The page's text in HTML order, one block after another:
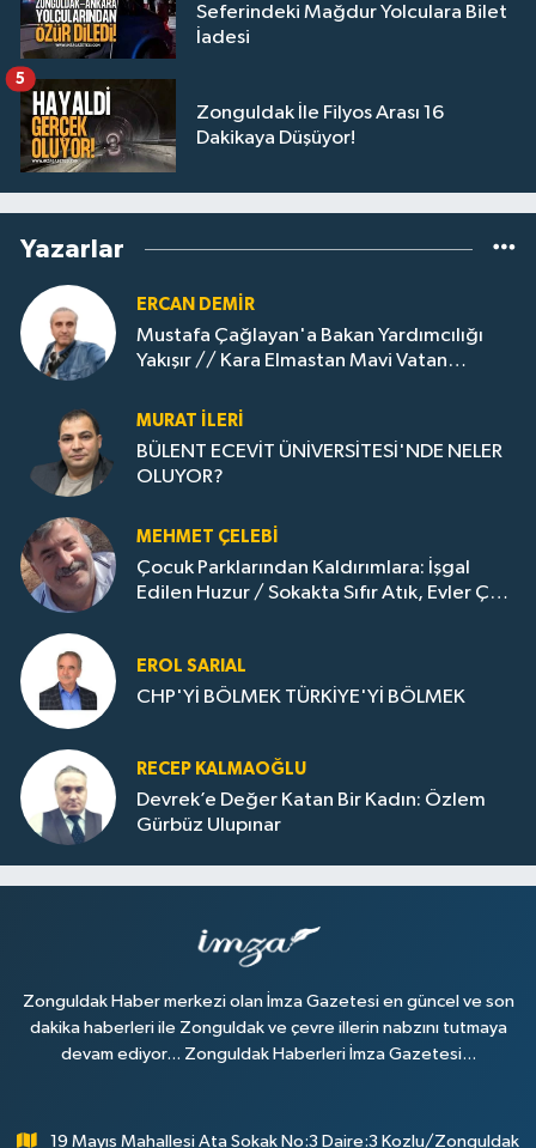
Seferindeki Mağdur Yolculara Bilet
İadesi
Zonguldak İle Filyos Arası 16
Dakikaya Düşüyor!
5
Yazarlar
ERCAN DEMIR
Mustafa Çağlayan'a Bakan Yardımcılığı
Yakışır // ​Kara Elmastan Mavi Vatan
MURAT İLERI
BÜLENT ECEVİT ÜNİVERSİTESİ'NDE NELER
OLUYOR?
MEHMET ÇELEBI
Çocuk Parklarından Kaldırımlara: İşgal
Edilen Huzur / Sokakta Sıfır Atık, Evler Çöp
EROL SARIAL
CHP'Yİ BÖLMEK TÜRKİYE'Yİ BÖLMEK
RECEP KALMAOĞLU
Devrek’e Değer Katan Bir Kadın: Özlem
Gürbüz Ulupınar
Zonguldak Haber merkezi olan İmza Gazetesi en güncel ve son
dakika haberleri ile Zonguldak ve çevre illerin nabzını tutmaya
devam ediyor... Zonguldak Haberleri İmza Gazetesi...
19 Mayıs Mahallesi Ata Sokak No:3 Daire:3 Kozlu/Zonguldak